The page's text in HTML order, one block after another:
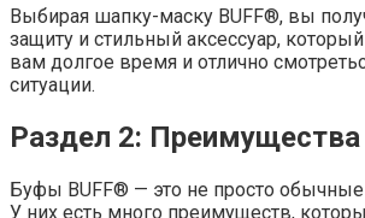
Выбирая шапку-маску BUFF®, вы
защиту и стильный аксессуар,
вам долгое время и отлично
ситуации.
Раздел 2: Преимущества
Буфы BUFF® — это не просто
У них есть много преимуществ,